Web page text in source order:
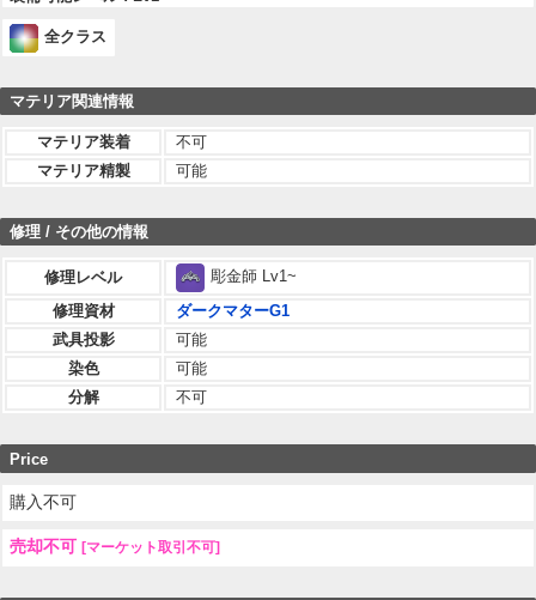
全クラス
マテリア関連情報
マテリア装着
不可
マテリア精製
可能
修理 / その他の情報
修理レベル
彫金師 Lv1~
修理資材
ダークマターG1
武具投影
可能
染色
可能
分解
不可
Price
購入不可
売却不可 [マーケット取引不可]